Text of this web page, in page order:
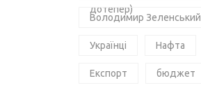
дотепер)
Володимир Зеленський
Українці Нафта
Експорт бюджет